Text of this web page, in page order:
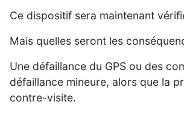
Ce dispositif sera maintenant
Mais quelles seront les
Une défaillance du GPS ou des
défaillance mineure, alors que la
contre-visite.